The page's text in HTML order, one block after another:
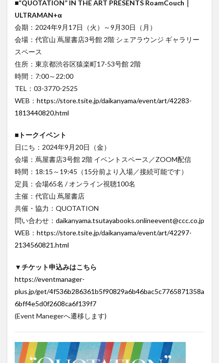
■“QUOTATION” IN THE ART PRESENTS RoamCouch｜
ULTRAMAN+α
会期：2024年9月17日（火）～9月30日（月）
会場：代官山 蔦屋書店3号館 2階 シェアラウンジ ギャラリー
スペース
住所：東京都渋谷区猿楽町17-53号館 2階
時間：7:00～22:00
TEL：03-3770-2525
WEB： https://store.tsite.jp/daikanyama/event/art/42283-
1813440820.html
■ トークイベント
日にち：2024年9月20日（金）
会場：蔦屋書店3号館 2階 イベントスペース／ZOOM配信
時間：18:15～19:45（15分前より入場／接続可能です）
定員：会場65名 / オンライン視聴100名
主催：代官山 蔦屋書店
共催・協力：QUOTATION
問い合わせ： daikanyama.tsutayabooks.onlineevent@ccc.co.jp
WEB： https://store.tsite.jp/daikanyama/event/art/42297-
2134560821.html
▼チケット申込みはこちら
https://eventmanager-
plus.jp/get/4f536b286361b5f90829a6b46bac5c7765871358a
6bff4e5d0f2608ca6f139f7
(Event Manegerへ遷移します)